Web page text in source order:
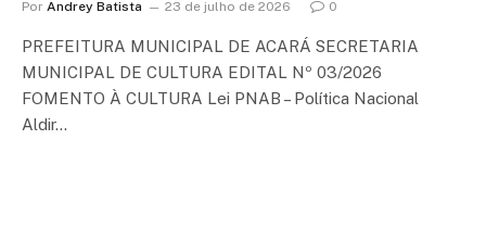
Por Andrey Batista 23 de julho de 2026 0
PREFEITURA MUNICIPAL DE ACARÁ SECRETARIA
MUNICIPAL DE CULTURA EDITAL Nº 03/2026
FOMENTO À CULTURA Lei PNAB – Política Nacional
Aldir…